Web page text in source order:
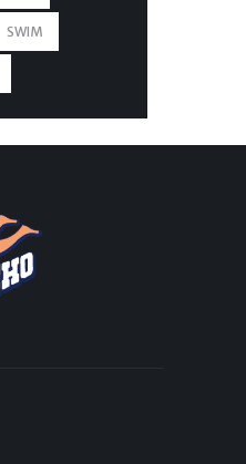
SWIM